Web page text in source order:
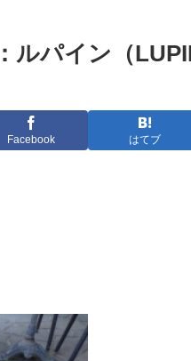
ルパイン（
Facebook はてブ